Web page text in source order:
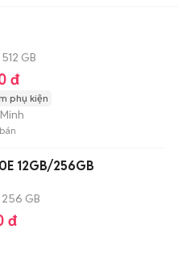
512 GB
đ
phụ kiện
12GB/256GB
256 GB
đ